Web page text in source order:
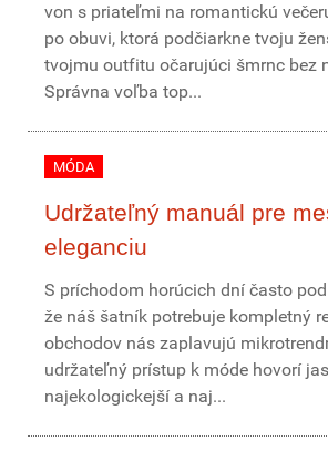
von s priateľmi na romantickú
po obuvi, ktorá podčiarkne tvoju
tvojmu outfitu očarujúci šmrnc bez
Správna voľba top...
MÓDA
Udržateľný manuál pre
eleganciu
S príchodom horúcich dní často
že náš šatník potrebuje kompletný
obchodov nás zaplavujú
udržateľný prístup k móde hovorí
najekologickejší a naj...